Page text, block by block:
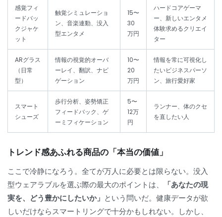
感覚フィ
ードバッ
クジャケ
ット
触覚シミュレーショ
ン、音楽連動、没入
型エンタメ
15〜
30
万円
ハードコアゲーマ
ー、新しいエンタメ
体験求めるクリエイ
ター
ARグラス
（日常
型）
情報の視覚的オーバ
ーレイ、翻訳、ナビ
ゲーション
10〜
20
万円
情報を常に可視化し
たいビジネスパーソ
ン、旅行愛好家
スマート
シューズ
歩行分析、姿勢矯正
フィードバック、ゲ
ーミフィケーション
5〜
12万
円
ランナー、体のクセ
を直したい人
トレンド感あふれる商品の「本当の価値」
ここで冷静になろう。全てが万人に必要とは限らない。没入
型ウェアラブルを選ぶ際の最大のポイントは、
「あなたの現
実を、どう豊かにしたいか」 という問いだ。健康データが欲
しいだけならスマートリングで十分かもしれない。しかし、